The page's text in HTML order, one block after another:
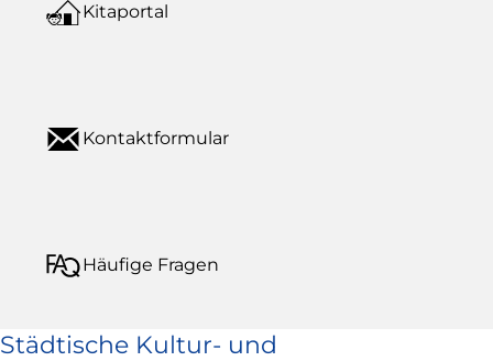
Kitaportal
Kontaktformular
Häufige Fragen
Städtische Kultur- und